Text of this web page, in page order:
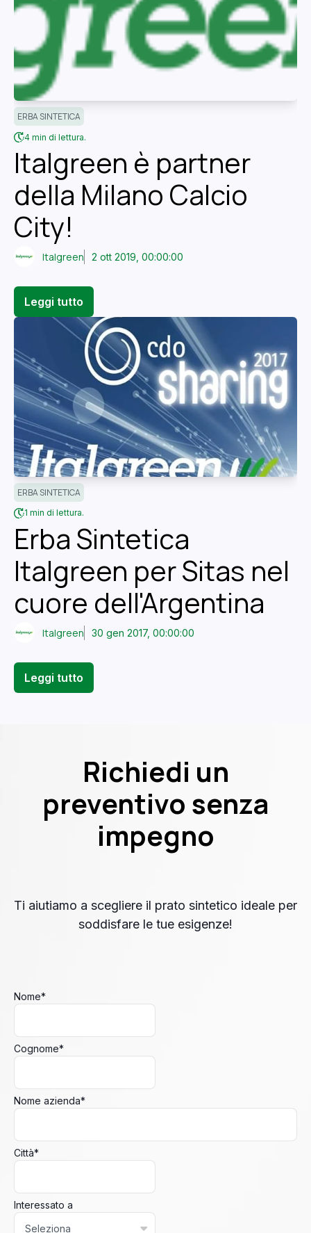
ERBA SINTETICA
4 min di lettura.
Italgreen è partner
della Milano Calcio
City!
Italgreen 2 ott 2019, 00:00:00
Leggi tutto
ERBA SINTETICA
1 min di lettura.
Erba Sintetica
Italgreen per Sitas nel
cuore dell'Argentina
Italgreen 30 gen 2017, 00:00:00
Leggi tutto
Richiedi un
preventivo senza
impegno
Ti aiutiamo a scegliere il prato sintetico ideale per
soddisfare le tue esigenze!
Nome*
Cognome*
Nome azienda*
Città*
Interessato a